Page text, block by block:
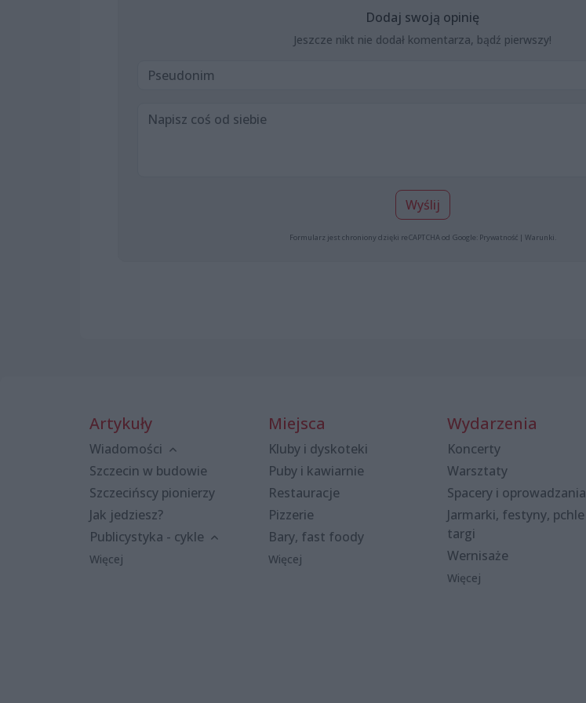
Dodaj swoją opinię
Jeszcze nikt nie dodał komentarza, bądź pierwszy!
Wyślij
Formularz jest chroniony dzięki reCAPTCHA od Google: Prywatność| Warunki
Artykuły
Wiadomości
Szczecin w budowie
Szczecińscy pionierzy
Jak jedziesz?
Publicystyka - cykle
Więcej
Miejsca
Kluby i dyskoteki
Puby i kawiarnie
Restauracje
Pizzerie
Bary, fast foody
Więcej
Wydarzenia
Koncerty
Warsztaty
Spacery i oprowadzania
Jarmarki, festyny, pchle
targi
Wernisaże
Więcej